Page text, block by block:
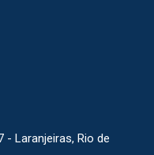
- Laranjeiras, Rio de